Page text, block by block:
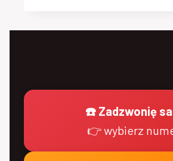
☎️ Zadzwonię
👉 wybierz